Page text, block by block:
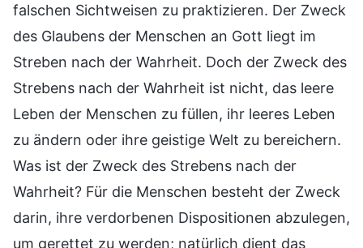
falschen Sichtweisen zu praktizieren. Der Zweck
des Glaubens der Menschen an Gott liegt im
Streben nach der Wahrheit. Doch der Zweck des
Strebens nach der Wahrheit ist nicht, das leere
Leben der Menschen zu füllen, ihr leeres Leben
zu ändern oder ihre geistige Welt zu bereichern.
Was ist der Zweck des Strebens nach der
Wahrheit? Für die Menschen besteht der Zweck
darin, ihre verdorbenen Dispositionen abzulegen,
um gerettet zu werden; natürlich dient das